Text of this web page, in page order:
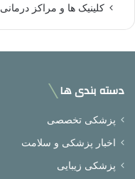
کلینیک ها و مراکز درمانی
دسته بندی ها
پزشکی تخصصی
اخبار پزشکی و سلامت
پزشکی زیبایی